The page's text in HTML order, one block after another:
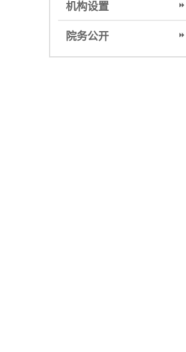
机构设置
院务公开